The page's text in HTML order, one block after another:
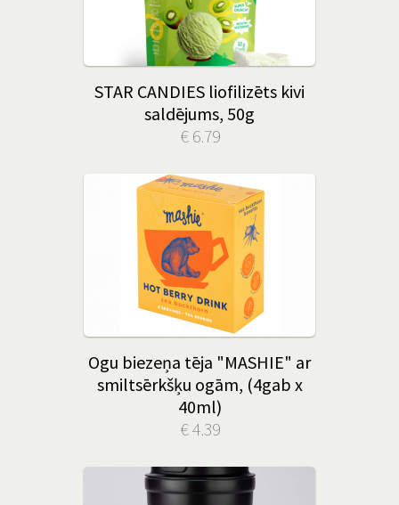
STAR CANDIES liofilizēts kivi
saldējums, 50g
€ 6.79
Ogu biezeņa tēja "MASHIE" ar
smiltsērkšķu ogām, (4gab x
40ml)
€ 4.39